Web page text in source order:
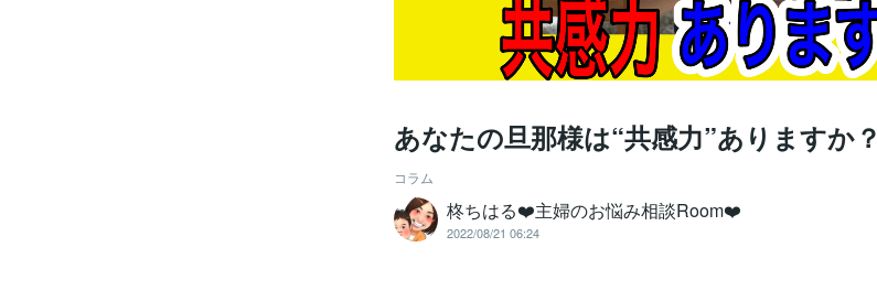
あなたの旦那様は“共感力”ありますか？
コラム
柊ちはる❤️主婦のお悩み相談Room❤️
2022/08/21 06:24